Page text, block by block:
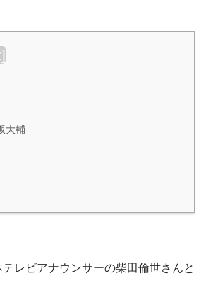
]
大輔
レビアナウンサーの柴田倫世さんと